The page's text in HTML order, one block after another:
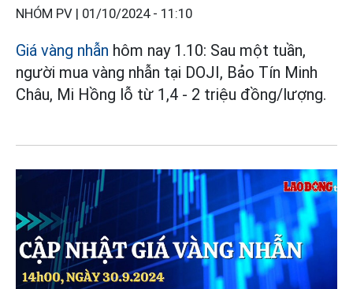
NHÓM PV | 01/10/2024 - 11:10
Giá vàng nhẫn hôm nay 1.10: Sau một tuần,
người mua vàng nhẫn tại DOJI, Bảo Tín Minh
Châu, Mi Hồng lỗ từ 1,4 - 2 triệu đồng/lượng.